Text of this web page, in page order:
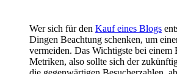
Wer sich für den Kauf eines Blogs
Dingen Beachtung schenken, um
vermeiden. Das Wichtigste bei einem
Metriken, also sollte sich der